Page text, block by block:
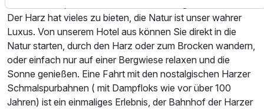
Der Harz hat vieles zu bieten, die Natur ist unser wahrer
Luxus. Von unserem Hotel aus können Sie direkt in die
Natur starten, durch den Harz oder zum Brocken wandern,
oder einfach nur auf einer Bergwiese relaxen und die
Sonne genießen. Eine Fahrt mit den nostalgischen Harzer
Schmalspurbahnen ( mit Dampfloks wie vor über 100
Jahren) ist ein einmaliges Erlebnis, der Bahnhof der Harzer